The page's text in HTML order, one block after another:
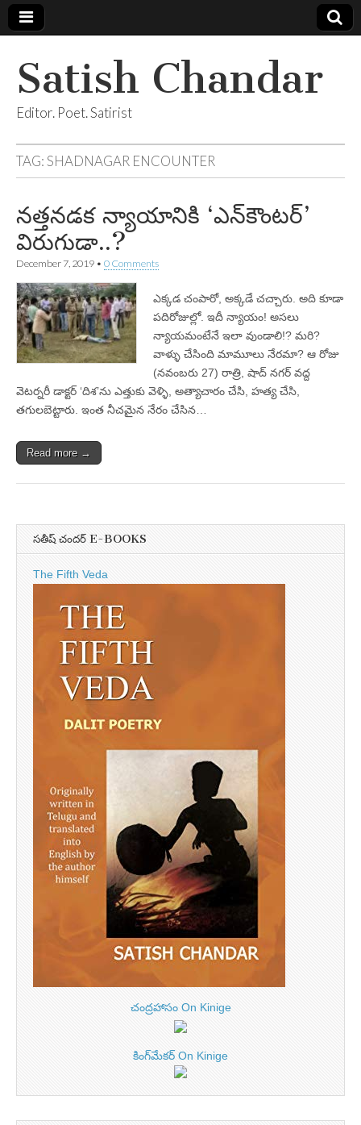
Satish Chandar
Editor. Poet. Satirist
TAG:SHADNAGAR ENCOUNTER
నత్తనడక న్యాయానికి ‘ఎన్‌కౌంటర్‌’
విరుగుడా..?
December 7, 2019 • 0 Comments
ఎక్కడ చంపారో, అక్కడే చచ్చారు. అది కూడా
పదిరోజుల్లో. ఇదీ న్యాయం! అసలు
న్యాయమంటేనే ఇలా వుండాలి!? మరి?
వాళ్ళు చేసింది మామూలు నేరమా? ఆ రోజు
(నవంబరు 27) రాత్రి, షాద్‌ నగర్‌ వద్ద
వెటర్నరీ డాక్టర్‌ ‘దిశ’ను ఎత్తుకు వెళ్ళి, అత్యాచారం చేసి, హత్య చేసి,
తగులబెట్టారు. ఇంత నీచమైన నేరం చేసిన…
Read more →
సతీష్ చందర్ E-BOOKS
The Fifth Veda
చంద్రహాసం On Kinige
కింగ్‌మేకర్ On Kinige